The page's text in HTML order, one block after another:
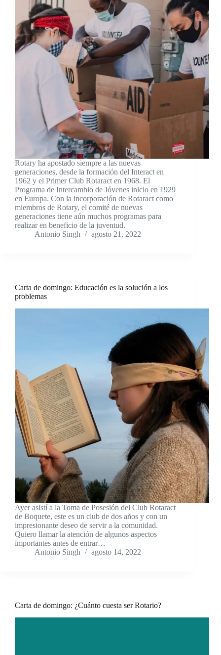
Rotary ha apostado siempre a las nuevas
generaciones, desde la formación del Interact en
1962 y el Primer Club Rotaract en 1968. El
Programa de Intercambio de Jóvenes inicio en 1929
en Europa. Con la incorporación de Rotaract como
miembros de Rotary, el comité de nuevas
generaciones tiene aún muchos programas para
realizar en beneficio de la juventud.
Antonio Singh
agosto 21, 2022
Carta de domingo: Educación es la solución a los
problemas
Ayer asistí a la Toma de Posesión del Club Rotaract
de Boquete, este es un club de dos años y con un
impresionante deseo de servir a la comunidad.
Quiero llamar la atención de algunos aspectos
importantes antes de entrar…
Antonio Singh
agosto 14, 2022
Carta de domingo: ¿Cuánto cuesta ser Rotario?